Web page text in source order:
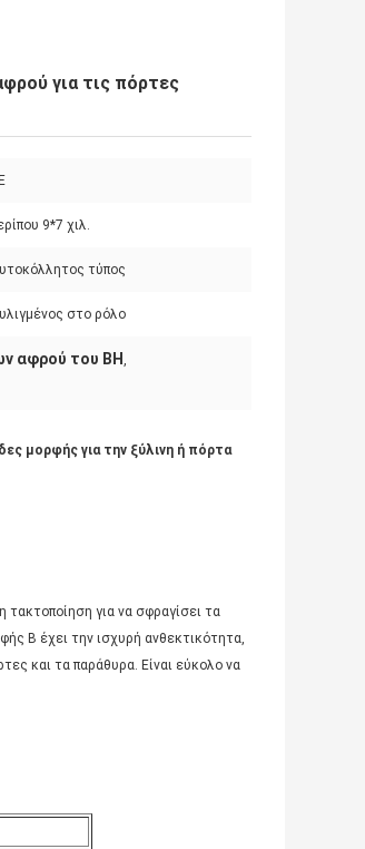
για τις πόρτες
9*7 χιλ.
τύπος
στο ρόλο
αφρού του BH ,
μορφής για την ξύλινη ή πόρτα
για να σφραγίσει τα
Β έχει την ισχυρή ανθεκτικότητα,
και τα παράθυρα. Είναι εύκολο να